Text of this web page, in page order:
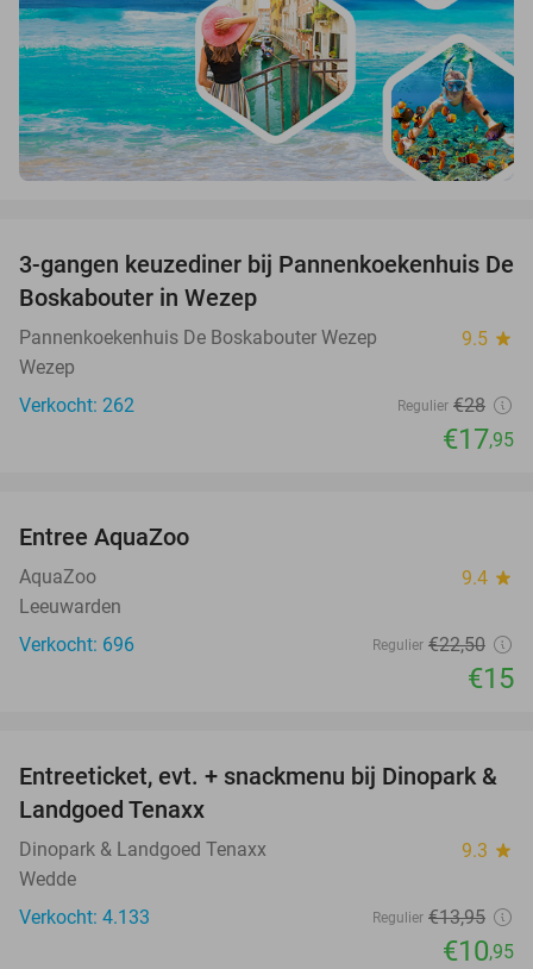
36%
3-gangen keuzediner bij Pannenkoekenhuis De
Boskabouter in Wezep
Pannenkoekenhuis De Boskabouter Wezep 9.5 star
Wezep
Verkocht: 262
Regulier €28
€17,95
Entree AquaZoo
AquaZoo 9.4 star
Leeuwarden
Verkocht: 696
Regulier €22,50
€15
22%
Entreeticket, evt. + snackmenu bij Dinopark &
Landgoed Tenaxx
Dinopark & Landgoed Tenaxx 9.3 star
Wedde
Verkocht: 4.133
Regulier €13,95
€10,95